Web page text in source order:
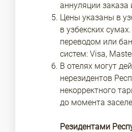
аннуляции
Цены указаны в
в узбекских
переводом или
систем: Visa,
В отелях могут
нерезидентов
некорректного
до момента
Резидентами